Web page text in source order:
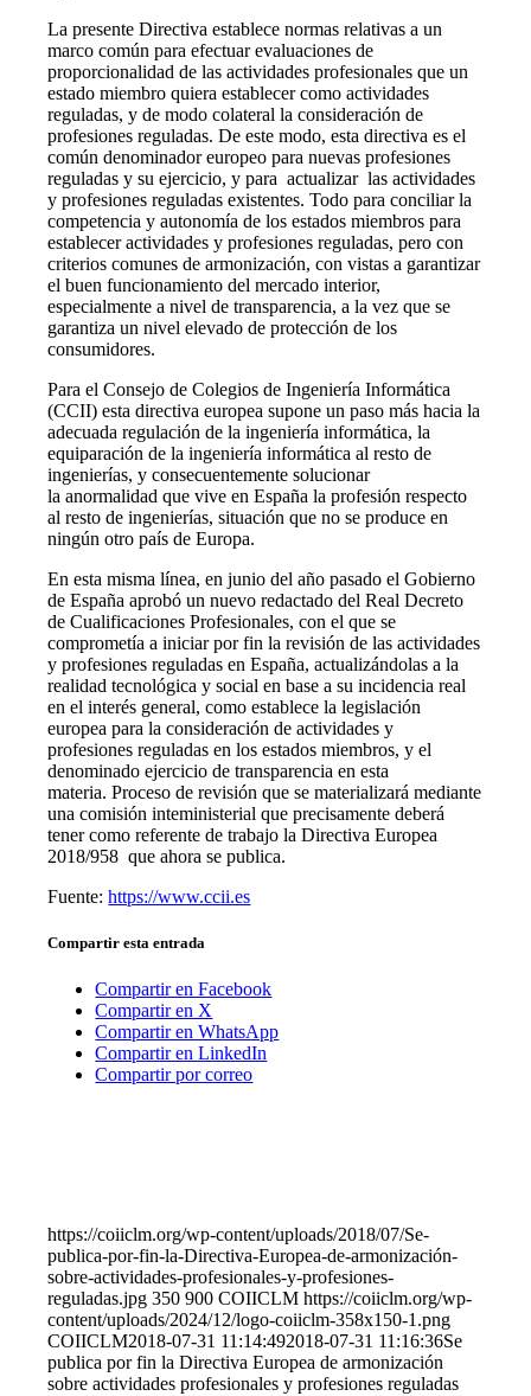
La presente Directiva establece normas relativas a un
marco común para efectuar evaluaciones de
proporcionalidad de las actividades profesionales que un
estado miembro quiera establecer como actividades
reguladas, y de modo colateral la consideración de
profesiones reguladas. De este modo, esta directiva es el
común denominador europeo para nuevas profesiones
reguladas y su ejercicio, y para actualizar las actividades
y profesiones reguladas existentes. Todo para conciliar la
competencia y autonomía de los estados miembros para
establecer actividades y profesiones reguladas, pero con
criterios comunes de armonización, con vistas a garantizar
el buen funcionamiento del mercado interior,
especialmente a nivel de transparencia, a la vez que se
garantiza un nivel elevado de protección de los
consumidores.
Para el Consejo de Colegios de Ingeniería Informática
(CCII) esta directiva europea supone un paso más hacia la
adecuada regulación de la ingeniería informática, la
equiparación de la ingeniería informática al resto de
ingenierías, y consecuentemente solucionar
la anormalidad que vive en España la profesión respecto
al resto de ingenierías, situación que no se produce en
ningún otro país de Europa.
En esta misma línea, en junio del año pasado el Gobierno
de España aprobó un nuevo redactado del Real Decreto
de Cualificaciones Profesionales, con el que se
comprometía a iniciar por fin la revisión de las actividades
y profesiones reguladas en España, actualizándolas a la
realidad tecnológica y social en base a su incidencia real
en el interés general, como establece la legislación
europea para la consideración de actividades y
profesiones reguladas en los estados miembros, y el
denominado ejercicio de transparencia en esta
materia. Proceso de revisión que se materializará mediante
una comisión inteministerial que precisamente deberá
tener como referente de trabajo la Directiva Europea
2018/958 que ahora se publica.
Fuente:https://www.ccii.es
Compartir esta entrada
Compartir en Facebook
Compartir en X
Compartir en WhatsApp
Compartir en LinkedIn
Compartir por correo
https://coiiclm.org/wp-content/uploads/2018/07/Se-
publica-por-fin-la-Directiva-Europea-de-armonización-
sobre-actividades-profesionales-y-profesiones-
reguladas.jpg 350 900 COIICLM https://coiiclm.org/wp-
content/uploads/2024/12/logo-coiiclm-358x150-1.png
COIICLM2018-07-31 11:14:492018-07-31 11:16:36Se
publica por fin la Directiva Europea de armonización
sobre actividades profesionales y profesiones reguladas